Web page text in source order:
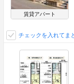
賃貸アパート
チェックを入れてま